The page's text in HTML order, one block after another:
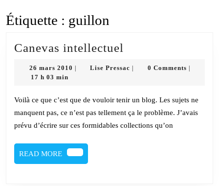
Étiquette : guillon
Canevas intellectuel
26 mars 2010 26
Lise Pressac Lise
0 Comments
17 h 03 min
Voilà ce que c’est que de vouloir tenir un blog. Les sujets ne
manquent pas, ce n’est pas tellement ça le problème. J’avais
prévu d’écrire sur ces formidables collections qu’on
READ MORE
READ
MORE